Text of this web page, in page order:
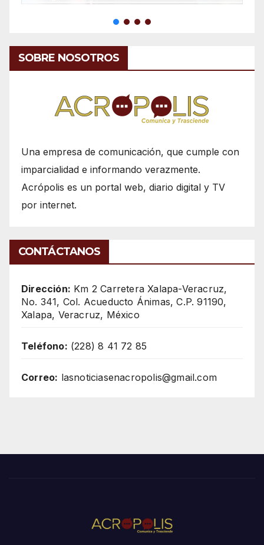
SOBRE NOSOTROS
Una empresa de comunicación, que cumple con
imparcialidad e informando verazmente.
Acrópolis es un portal web, diario digital y TV
por internet.
CONTÁCTANOS
Dirección: Km 2 Carretera Xalapa-Veracruz,
No. 341, Col. Acueducto Ánimas, C.P. 91190,
Xalapa, Veracruz, México
Teléfono: (228) 8 41 72 85
Correo: lasnoticiasenacropolis@gmail.com